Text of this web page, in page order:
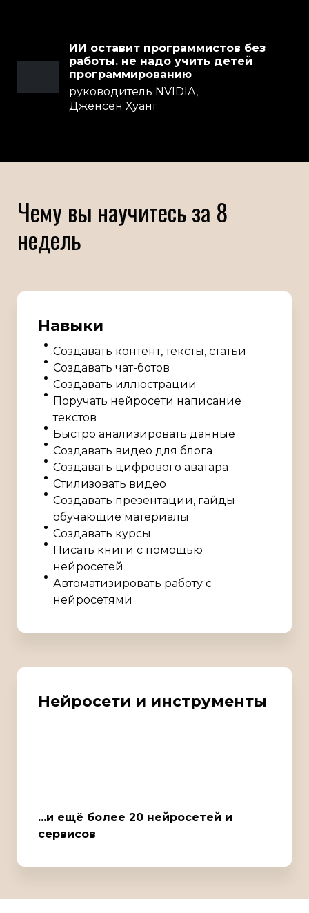
ИИ оставит программистов без
работы. не надо учить детей
программированию
руководитель NVIDIA,
Дженсен Хуанг
Чему вы научитесь за 8
недель
Навыки
Создавать контент, тексты, статьи
Создавать чат-ботов
Создавать иллюстрации
Поручать нейросети написание
текстов
Быстро анализировать данные
Создавать видео для блога
Создавать цифрового аватара
Стилизовать видео
Создавать презентации, гайды
обучающие материалы
Создавать курсы
Писать книги с помощью
нейросетей
Автоматизировать работу с
нейросетями
Нейросети и инструменты
...и ещё более 20 нейросетей и
сервисов